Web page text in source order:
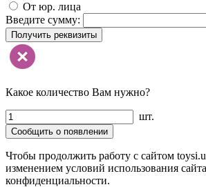
От юр. лица
Введите сумму:
Получить реквизиты
Какое количество Вам нужно?
шт.
Сообщить о появлении
Чтобы продолжить работу с сайтом
изменением условий использования
конфиденциальности.